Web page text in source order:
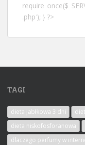
.php'); } ?>
TAGI
dieta jabłkowa 3 dni
dieta niskofosforanowa
dlaczego perfumy w